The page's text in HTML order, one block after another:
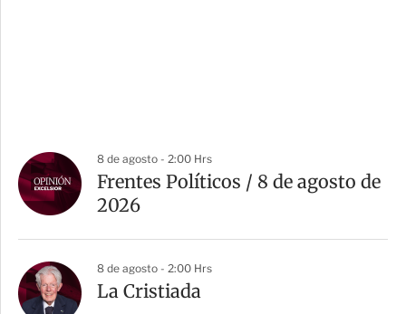
8 de agosto - 2:00 Hrs
Frentes Políticos / 8 de agosto de
2026
8 de agosto - 2:00 Hrs
La Cristiada